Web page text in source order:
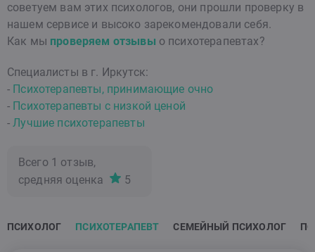
советуем вам этих психологов, они прошли проверку в
нашем сервисе и высоко зарекомендовали себя.
Как мы проверяем отзывы о психотерапевтах?
Специалисты в г. Иркутск:
- Психотерапевты, принимающие очно
- Психотерапевты с низкой ценой
-Лучшие психотерапевты
Всего 1 отзыв,
средняя оценка
5
ПСИХОЛОГ ПСИХОТЕРАПЕВТ СЕМЕЙНЫЙ ПСИХОЛОГ